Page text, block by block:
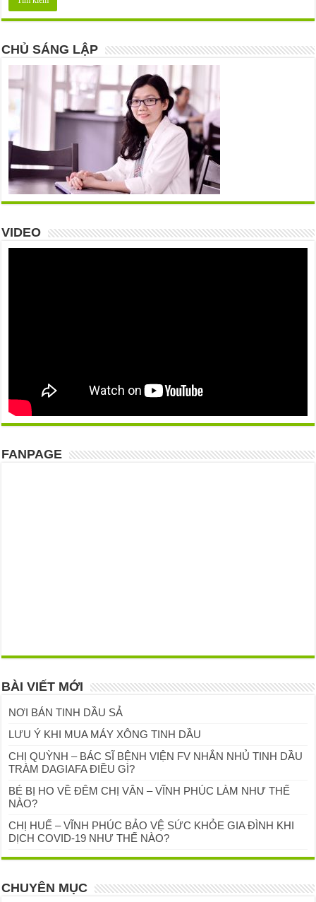
CHỦ SÁNG LẬP
VIDEO
FANPAGE
BÀI VIẾT MỚI
NƠI BÁN TINH DẦU SẢ
LƯU Ý KHI MUA MÁY XÔNG TINH DẦU
CHỊ QUỲNH – BÁC SĨ BỆNH VIỆN FV NHẮN NHỦ TINH DẦU
TRÀM DAGIAFA ĐIỀU GÌ?
BÉ BỊ HO VỀ ĐÊM CHỊ VÂN – VĨNH PHÚC LÀM NHƯ THẾ
NÀO?
CHỊ HUẾ – VĨNH PHÚC BẢO VỆ SỨC KHỎE GIA ĐÌNH KHI
DỊCH COVID-19 NHƯ THẾ NÀO?
CHUYÊN MỤC